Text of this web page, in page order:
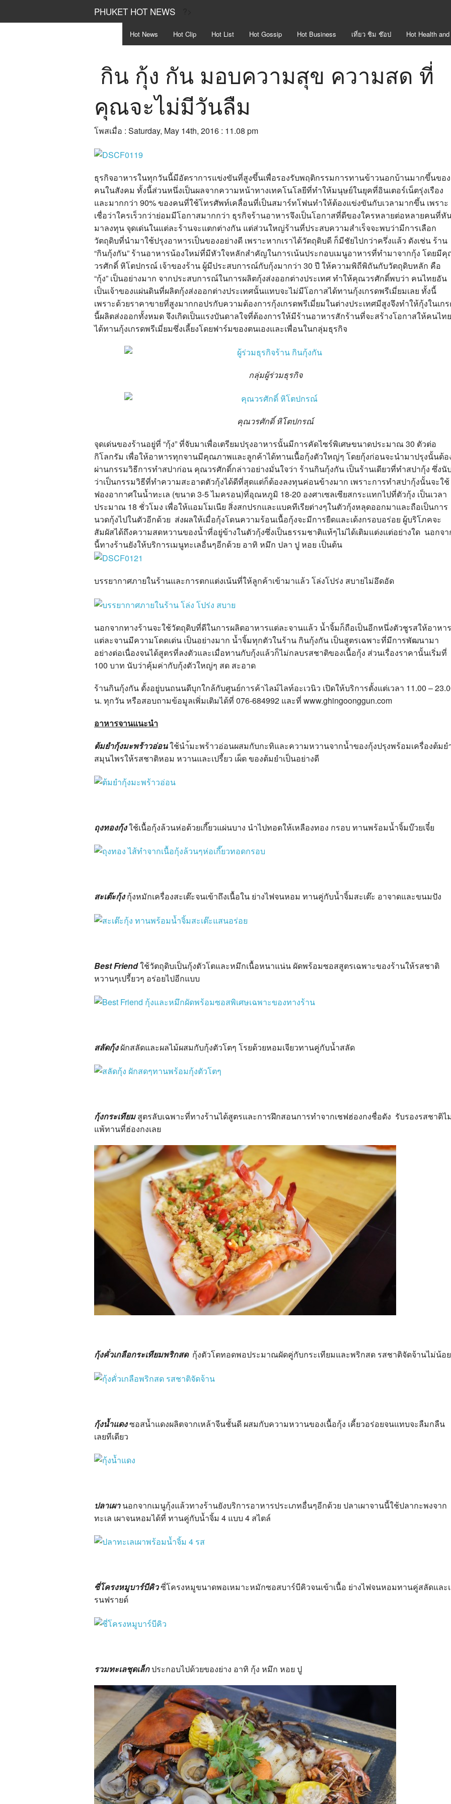
PHUKET HOT NEWS
Hot News Hot Clip Hot List Hot Gossip Hot Business เที่ยว ชิม ช๊อป Hot Health
กิน กุ้ง กัน มอบความสุข ความสด ที่
คุณจะไม่มีวันลืม
โพสเมื่อ : Saturday, May 14th, 2016 : 11.08 pm
ธุรกิจอาหารในทุกวันนี้มีอัตราการแข่งขันที่สูงขึ้นเพื่อรองรับพฤติกรรมการทานข้าวนอกบ้านมากขึ้นของ
คนในสังคม ทั้งนี้ส่วนหนึ่งเป็นผลจากความหน้าทางเทคโนโลยีที่ทำให้มนุษย์ในยุคที่อินเตอร์เน็ตรุ่งเรือง
และมากกว่า 90% ของคนที่ใช้โทรศัพท์เคลื่อนที่เป็นสมาร์ทโฟนทำให้ต้องแข่งขันกับเวลามากขึ้น เพราะ
เชื่อว่าใครเร็วกว่าย่อมมีโอกาสมากกว่า ธุรกิจร้านอาหารจึงเป็นโอกาสที่ดีของใครหลายต่อหลายคนที่หั
มาลงทุน จุดเด่นในแต่ละร้านจะแตกต่างกัน แต่ส่วนใหญ่ร้านที่ประสบความสำเร็จจะพบว่ามีการเลือก
วัตถุดิบที่นำมาใช้ปรุงอาหารเป็นของอย่างดี เพราะหากเราได้วัตถุดิบดี ก็มีชัยไปกว่าครึ่งแล้ว ดังเช่น ร้าน
“กินกุ้งกัน” ร้านอาหารน้องใหม่ที่มีหัวใจหลักสำคัญในการเน้นประกอบเมนูอาหารที่ทำมาจากกุ้ง โดยมี
วรศักดิ์ หิโตปกรณ์ เจ้าของร้าน ผู้มีประสบการณ์กับกุ้งมากว่า 30 ปี ให้ความพิถีพิถันกับวัตถุดิบหลัก คือ
“กุ้ง” เป็นอย่างมาก จากประสบการณ์ในการผลิตกุ้งส่งออกต่างประเทศ ทำให้คุณวรศักดิ์พบว่า คนไทยอัน
เป็นเจ้าของแผ่นดินที่ผลิตกุ้งส่งออกต่างประเทศนั้นแทบจะไม่มีโอกาสได้ทานกุ้งเกรดพรีเมี่ยมเลย ทั้งนี้
เพราะด้วยราคาขายที่สูงมากกอปรกับความต้องการกุ้งเกรดพรีเมี่ยมในต่างประเทศมีสูงจึงทำให้กุ้งในเก
นี้ผลิตส่งออกทั้งหมด จึงเกิดเป็นแรงบันดาลใจที่ต้องการให้มีร้านอาหารสักร้านที่จะสร้างโอกาสให้คนไทย
ได้ทานกุ้งเกรดพรีเมี่ยมซึ่งเลี้ยงโดยฟาร์มของตนเองและเพื่อนในกลุ่มธุรกิจ
กลุ่มผู้ร่วมธุรกิจ
คุณวรศักดิ์ หิโตปกรณ์
จุดเด่นของร้านอยู่ที่ “กุ้ง” ที่จับมาเพื่อเตรียมปรุงอาหารนั้นมีการคัดไซร์พิเศษขนาดประมาณ 30 ตัวต่อ
กิโลกรัม เพื่อให้อาหารทุกจานมีคุณภาพและลูกค้าได้ทานเนื้อกุ้งตัวใหญ่ๆ โดยกุ้งก่อนจะนำมาปรุงนั้นต้อ
ผ่านกรรมวิธีการทำสปาก่อน คุณวรศักดิ์กล่าวอย่างมั่นใจว่า ร้านกินกุ้งกัน เป็นร้านเดียวที่ทำสปากุ้ง ซึ่งนั
ว่าเป็นกรรมวิธีที่ทำความสะอาดตัวกุ้งได้ดีที่สุดแต่ก็ต้องลงทุนค่อนข้างมาก เพราะการทำสปากุ้งนั้นจะใช้
ฟองอากาศในน้ำทะเล (ขนาด 3-5 ไมครอน)ที่อุณหภูมิ 18-20 องศาเซลเซียสกระแทกไปที่ตัวกุ้ง เป็นเวลา
ประมาณ 18 ชั่วโมง เพื่อให้แอมโมเนีย สิ่งสกปรกและแบคทีเรียต่างๆในตัวกุ้งหลุดออกมาและถือเป็นการ
นวดกุ้งไปในตัวอีกด้วย ส่งผลให้เมื่อกุ้งโดนความร้อนเนื้อกุ้งจะมีการยืดและเด้งกรอบอร่อย ผู้บริโภคจะ
สัมผัสได้ถึงความสดหวานของน้ำที่อยู่ข้างในตัวกุ้งซึ่งเป็นธรรมชาติแท้ๆไม่ได้เติมแต่งแต่อย่างใด นอกจ
นี้ทางร้านยังให้บริการเมนูทะเลอื่นๆอีกด้วย อาทิ หมึก ปลา ปู หอย เป็นต้น
บรรยากาศภายในร้านและการตกแต่งเน้นที่ให้ลูกค้าเข้ามาแล้ว โล่งโปร่ง สบายไม่อึดอัด
นอกจากทางร้านจะใช้วัตถุดิบที่ดีในการผลิตอาหารแต่ละจานแล้ว น้ำจิ้มก็ถือเป็นอีกหนึ่งตัวชูรสให้อาหาร
แต่ละจานมีความโดดเด่น เป็นอย่างมาก น้ำจิ้มทุกตัวในร้าน กินกุ้งกัน เป็นสูตรเฉพาะที่มีการพัฒนามา
อย่างต่อเนื่องจนได้สูตรที่ลงตัวและเมื่อทานกับกุ้งแล้วก็ไม่กลบรสชาติของเนื้อกุ้ง ส่วนเรื่องราคานั้นเริ่มที่
100 บาท นับว่าคุ้มค่ากับกุ้งตัวใหญ่ๆ สด สะอาด
ร้านกินกุ้งกัน ตั้งอยู่บนถนนดีบุกใกล้กับศูนย์การค้าไลม์ไลท์อะเวนิว เปิดให้บริการตั้งแต่เวลา 11.00 –
น. ทุกวัน หรือสอบถามข้อมูลเพิ่มเติมได้ที่ 076-684992 และที่ www.ghingoonggun.com
อาหารจานแนะนำ
ต้มยำกุ้งมะพร้าวอ่อนใช้นำ้มะพร้าวอ่อนผสมกับกะทิและความหวานจากน้ำของกุ้งปรุงพร้อมเครื่องต้มย
สมุนไพรให้รสชาติหอม หวานและเปรี้ยว เผ็ด ของต้มยำเป็นอย่างดี
ถุงทองกุ้งใช้เนื้อกุ้งล้วนห่อด้วยเกี๊ยวแผ่นบาง นำไปทอดให้เหลืองทอง กรอบ ทานพร้อมน้ำจิ้มบ๊วยเจี๋ย
สะเต๊ะกุ้ง กุ้งหมักเครื่องสะเต๊ะจนเข้าถึงเนื้อใน ย่างไฟจนหอม ทานคู่กับน้ำจิ้มสะเต๊ะ อาจาดและขนมปัง
Best Friendใช้วัตถุดิบเป็นกุ้งตัวโตและหมึกเนื้อหนาแน่น ผัดพร้อมซอสสูตรเฉพาะของร้านให้รสชาติ
หวานๆเปรี้ยวๆ อร่อยไปอีกแบบ
สลัดกุ้งผักสลัดและผลไม้ผสมกับกุ้งตัวโตๆ โรยด้วยหอมเจียวทานคู่กับน้ำสลัด
กุ้งกระเทียมสูตรลับเฉพาะที่ทางร้านได้สูตรและการฝึกสอนการทำจากเชฟฮ่องกงชื่อดัง รับรองรสชาติไ
แพ้ทานที่ฮ่องกงเลย
กุ้งคั่วเกลือกระเทียมพริกสดกุ้งตัวโตทอดพอประมาณผัดคู่กับกระเทียมและพริกสด รสชาติจัดจ้านไม่น้อย
กุ้งน้ำแดงซอสน้ำแดงผลิตจากเหล้าจีนชั้นดี ผสมกับความหวานของเนื้อกุ้ง เคี้ยวอร่อยจนแทบจะลืมกลืน
เลยทีเดียว
ปลาเผานอกจากเมนูกุ้งแล้วทางร้านยังบริการอาหารประเภทอื่นๆอีกด้วย ปลาเผาจานนี้ใช้ปลากะพงจาก
ทะเล เผาจนหอมได้ที่ ทานคู่กับน้ำจิ้ม 4 แบบ 4 สไตล์
ซี่โครงหมูบาร์บีคิวซี่โครงหมูขนาดพอเหมาะหมักซอสบาร์บีคิวจนเข้าเนื้อ ย่างไฟจนหอมทานคู่สลัดและ
รนฟรายด์
รวมทะเลชุดเล็กประกอบไปด้วยของย่าง อาทิ กุ้ง หมึก หอย ปู